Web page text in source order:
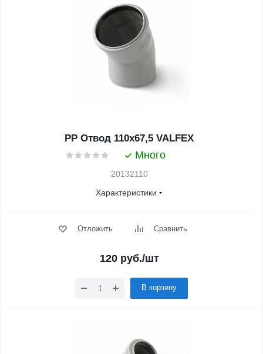
PP Отвод 110x67,5 VALFEX
Много
20132110
Характеристики
Отложить Сравнить
120 руб./шт
В корзину